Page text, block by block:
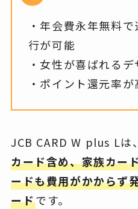
・年会費永年無料
行が可能
・女性が喜ばれる
・ポイント還元率
JCB CARD W plus Lは、
カード含め、家族カー
ードも費用がかからず
ードです。